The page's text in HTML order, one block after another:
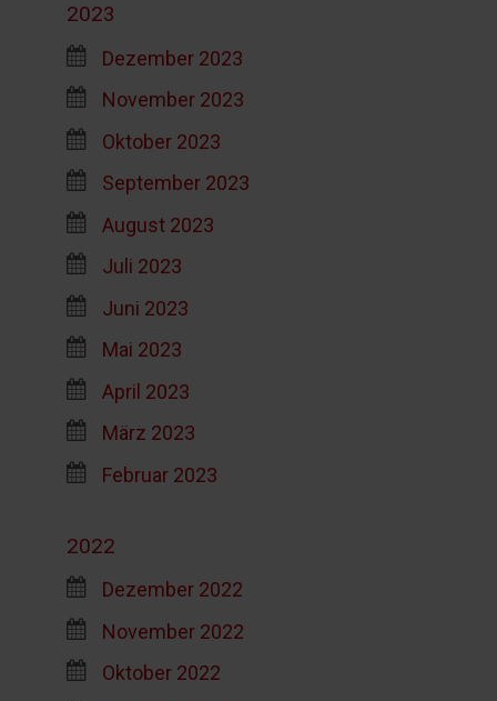
2023
Dezember 2023
November 2023
Oktober 2023
September 2023
August 2023
Juli 2023
Juni 2023
Mai 2023
April 2023
März 2023
Februar 2023
2022
Dezember 2022
November 2022
Oktober 2022